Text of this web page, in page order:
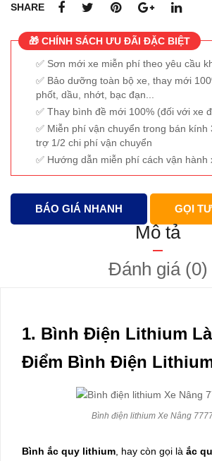
SHARE
🎁 CHÍNH SÁCH ƯU ĐÃI ĐẶC BIỆT
Sơn mới xe miễn phí theo yêu cầu
Bảo dưỡng toàn bộ xe, thay mới
phốt, dầu, nhớt, bạc đạn...
Thay bình đề mới 100% (đối với xe
Miễn phí vận chuyển trong bán kính
trợ 1/2 chi phí vận chuyển
Hướng dẫn miễn phí cách vận hành
BÁO GIÁ NHANH GỌI
Mô tả
Đánh giá (0)
1. Bình Điện Lithium
Điểm Bình Điện
Bình điện lithium Xe Nâng
Bình ắc quy lithium, hay còn gọi là ắc